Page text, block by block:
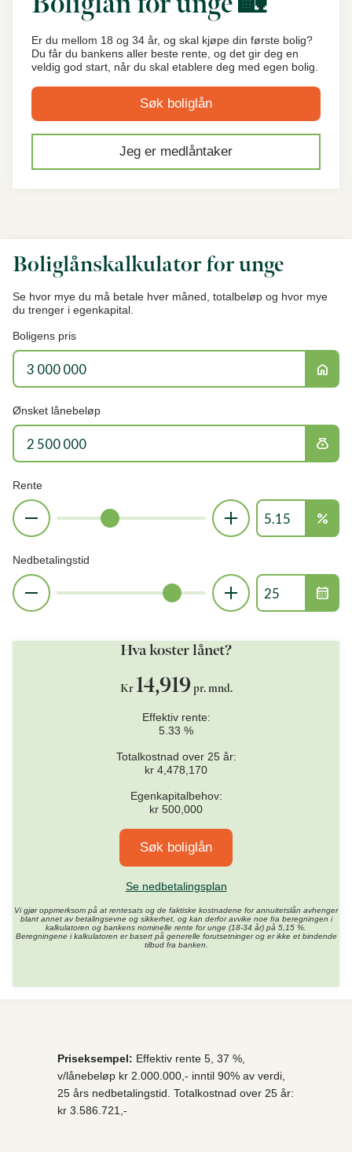
Er du mellom 18 og 34 år, og skal kjøpe din første bolig?
Du får du bankens aller beste rente, og det gir deg en
veldig god start, når du skal etablere deg med egen bolig.
Jeg er medlåntaker
Søk boliglån
Boliglånskalkulator for unge
Se hvor mye du må betale hver måned, totalbeløp og hvor mye
du trenger i egenkapital.
Boligens pris
home
Ønsket lånebeløp
money_bag
Rente
percent
Nedbetalingstid
calendar_month
Hva koster lånet?
Kr14,919 pr. mnd.
Effektiv rente:
5.33 %
Totalkostnad over 25år:
kr 4,478,170
Egenkapitalbehov:
kr 500,000
Søk boliglån
Se nedbetalingsplan
Vi gjør oppmerksom på at rentesats og de faktiske kostnadene for annuitetslån avhenger
blant annet av betalingsevne og sikkerhet, og kan derfor avvike noe fra beregningen i
kalkulatoren og bankens nominelle rente for unge (18-34 år) på 5,15 %.
Beregningene i kalkulatoren er basert på generelle forutsetninger og er ikke et bindende
tilbud fra banken.
Priseksempel: Effektiv rente 5, 37 %,
v/lånebeløp kr 2.000.000,- inntil 90% av verdi,
25 års nedbetalingstid. Totalkostnad over 25 år:
kr 3.586.721,-